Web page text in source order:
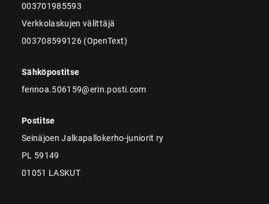
003701985593
Verkkolaskujen välittäjä
003708599126 (OpenText)
Sähköpostitse
fennoa.506159@erin.posti.com
Postitse
Seinäjoen Jalkapallokerho-juniorit ry
PL 59149
01051 LASKUT